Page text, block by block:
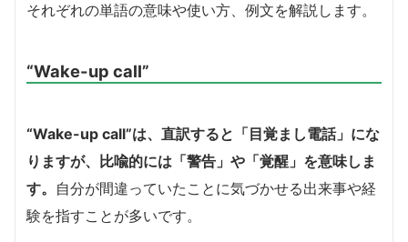
それぞれの単語の意味や使い方、例文を解説します。
“Wake-up call”
“Wake-up call”は、直訳すると「目覚まし電話」にな
りますが、比喩的には「警告」や「覚醒」を意味しま
す。 自分が間違っていたことに気づかせる出来事や経
験を指すことが多いです。